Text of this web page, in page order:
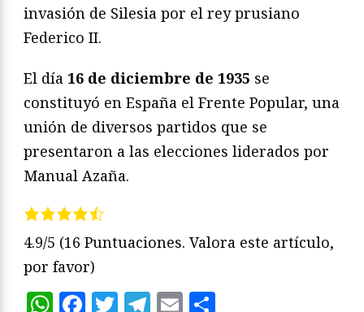
invasión de Silesia por el rey prusiano
Federico II.
El día 16 de diciembre de 1935 se
constituyó en España el Frente Popular, una
unión de diversos partidos que se
presentaron a las elecciones liderados por
Manual Azaña.
4.9/5 (16 Puntuaciones. Valora este artículo,
por favor)
WhatsApp
Facebook
Twitter
Telegram
Email